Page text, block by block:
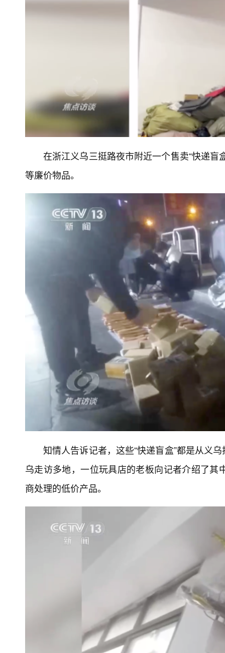
在浙江义乌三挺路夜市附近一个售卖“快递
等廉价物品。
知情人告诉记者，这些“快递盲盒”都是从义
乌走访多地，一位玩具店的老板向记者介绍了
商处理的低价产品。